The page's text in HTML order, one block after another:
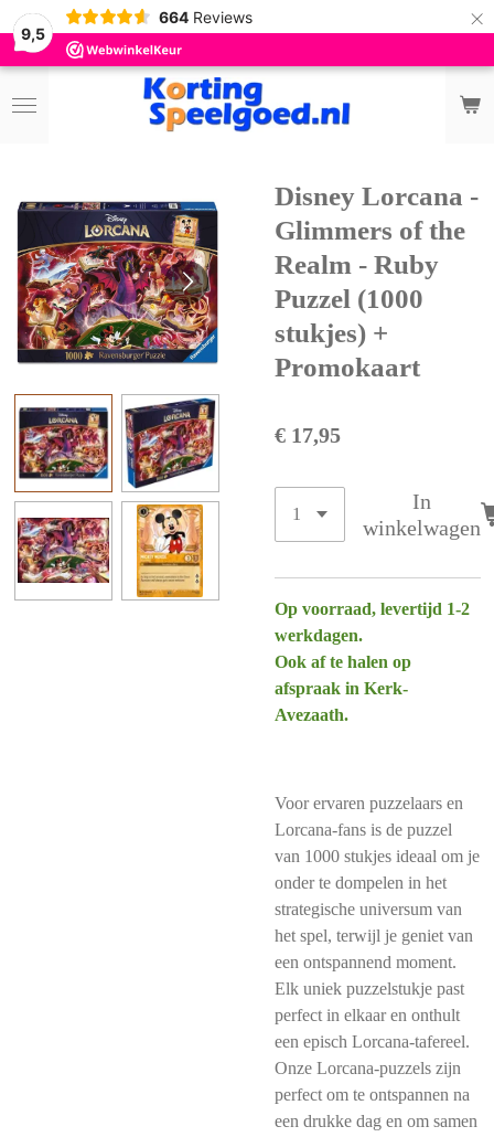
9,5
664 Reviews ×
Disney Lorcana -
Glimmers of the
Realm - Ruby
Puzzel (1000
stukjes) +
Promokaart
€ 17,95
In
winkelwagen
Op voorraad, levertijd 1-2
werkdagen.
Ook af te halen op
afspraak in Kerk-
Avezaath.
Voor ervaren puzzelaars en
Lorcana-fans is de puzzel
van 1000 stukjes ideaal om je
onder te dompelen in het
strategische universum van
het spel, terwijl je geniet van
een ontspannend moment.
Elk uniek puzzelstukje past
perfect in elkaar en onthult
een episch Lorcana-tafereel.
Onze Lorcana-puzzels zijn
perfect om te ontspannen na
een drukke dag en om samen